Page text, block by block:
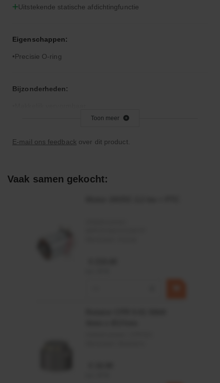
Uitstekende statische afdichtingfunctie
Eigenschappen:
Precisie O-ring
Bijzonderheden:
Toepassingsgebied:
Toon meer
E-mail ons feedback over dit product.
Vaak samen gekocht: